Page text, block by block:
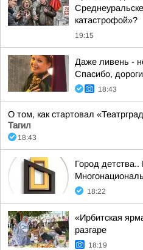
катастрофой»?
19:15
Даже ливень -
Спасибо,
18:43
О том, как стартовал
Тагил
18:43
Город
18:22
«Ирбитская
разгаре
18:19